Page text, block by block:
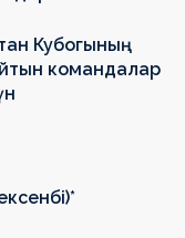
Кубогының
командалар